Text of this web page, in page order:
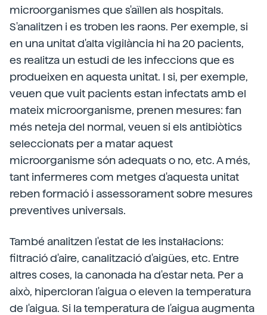
microorganismes que s'aïllen als hospitals.
S'analitzen i es troben les raons. Per exemple, si
en una unitat d'alta vigilància hi ha 20 pacients,
es realitza un estudi de les infeccions que es
produeixen en aquesta unitat. I si, per exemple,
veuen que vuit pacients estan infectats amb el
mateix microorganisme, prenen mesures: fan
més neteja del normal, veuen si els antibiòtics
seleccionats per a matar aquest
microorganisme són adequats o no, etc. A més,
tant infermeres com metges d'aquesta unitat
reben formació i assessorament sobre mesures
preventives universals.
També analitzen l'estat de les instal·lacions:
filtració d'aire, canalització d'aigües, etc. Entre
altres coses, la canonada ha d'estar neta. Per a
això, hipercloran l'aigua o eleven la temperatura
de l'aigua. Si la temperatura de l'aigua augmenta